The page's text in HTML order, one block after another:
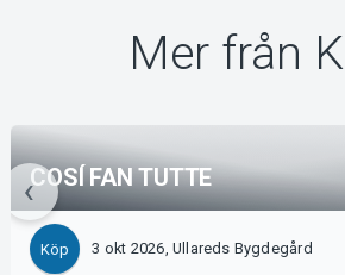
Mer från
COSÍ FAN TUTTE
Köp 3 okt 2026, Ullareds Bygdegård